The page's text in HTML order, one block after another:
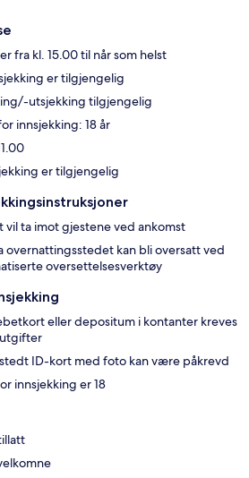
fra kl. 15.00 til når som helst
er tilgjengelig
utsjekking tilgjengelig
innsjekking: 18 år
er tilgjengelig
vil ta imot gjestene ved ankomst
overnattingsstedet kan bli oversatt ved
oversettelsesverktøy
eller depositum i kontanter kreves
ID-kort med foto kan være påkrevd
innsjekking er 18